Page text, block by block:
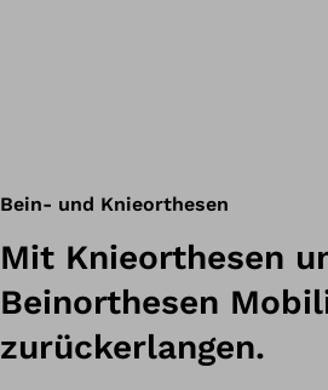
Bein- und Knieorthesen
Mit Knieorthesen
Beinorthesen
zurückerlangen.